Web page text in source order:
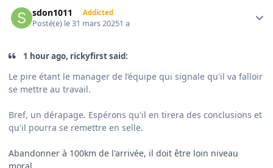
sdon1011 Addicted
Posté(e) le 31 mars 20251 a
1 hour ago, rickyfirst said:
Le pire étant le manager de l’équipe qui signale qu'il va falloir
se mettre au travail.
Bref, un dérapage. Espérons qu'il en tirera des conclusions et
qu'il pourra se remettre en selle.
Abandonner à 100km de l'arrivée, il doit être loin niveau